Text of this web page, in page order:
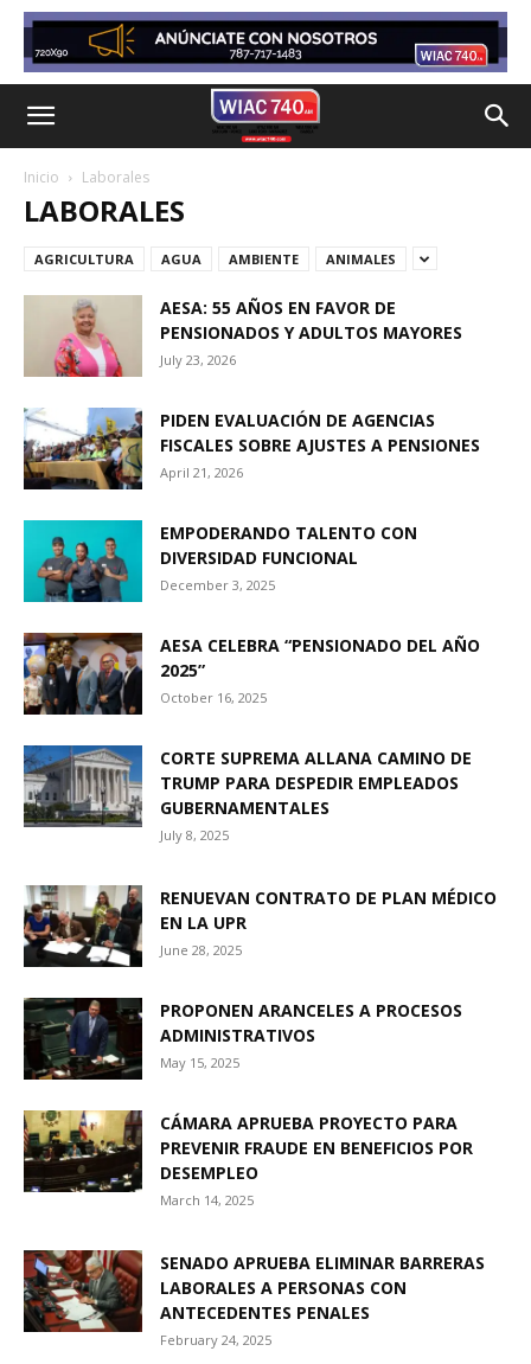
Inicio Laborales
LABORALES
AGRICULTURA AGUA AMBIENTE ANIMALES
AESA: 55 AÑOS EN FAVOR DE
PENSIONADOS Y ADULTOS MAYORES
July 23, 2026
PIDEN EVALUACIÓN DE AGENCIAS
FISCALES SOBRE AJUSTES A PENSIONES
April 21, 2026
EMPODERANDO TALENTO CON
DIVERSIDAD FUNCIONAL
December 3, 2025
AESA CELEBRA “PENSIONADO DEL AÑO
2025”
October 16, 2025
CORTE SUPREMA ALLANA CAMINO DE
TRUMP PARA DESPEDIR EMPLEADOS
GUBERNAMENTALES
July 8, 2025
RENUEVAN CONTRATO DE PLAN MÉDICO
EN LA UPR
June 28, 2025
PROPONEN ARANCELES A PROCESOS
ADMINISTRATIVOS
May 15, 2025
CÁMARA APRUEBA PROYECTO PARA
PREVENIR FRAUDE EN BENEFICIOS POR
DESEMPLEO
March 14, 2025
SENADO APRUEBA ELIMINAR BARRERAS
LABORALES A PERSONAS CON
ANTECEDENTES PENALES
February 24, 2025